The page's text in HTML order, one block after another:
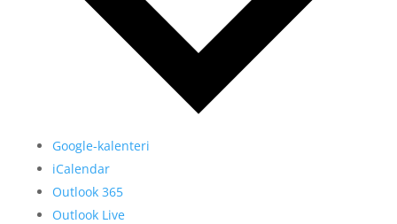
Google-kalenteri
iCalendar
Outlook 365
Outlook Live